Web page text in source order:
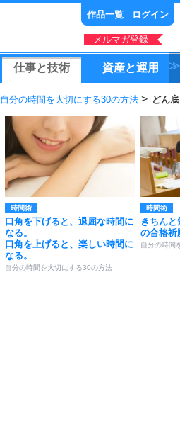
作品一覧 ログイン
メルマガ登録
仕事と技術 資産と運用
自分の時間を大切にする30の方法 どん
時間術
口角を下げると、退屈な時間に
なる。
口角を上げると、楽しい時間に
なる。
自分の時間を大切にする30の方法
時間術
きちん
の合格祈
自分の時間